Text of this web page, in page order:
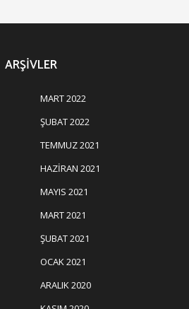
ARŞIVLER
MART 2022
ŞUBAT 2022
TEMMUZ 2021
HAZIRAN 2021
MAYIS 2021
MART 2021
ŞUBAT 2021
OCAK 2021
ARALIK 2020